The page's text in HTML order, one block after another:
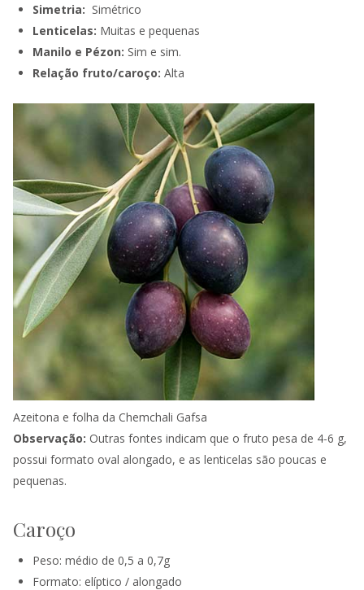
Simetria: Simétrico
Lenticelas: Muitas e pequenas
Manilo e Pézon: Sim e sim.
Relação fruto/caroço: Alta
Azeitona e folha da Chemchali Gafsa
Observação: Outras fontes indicam que o fruto pesa de 4-6 g,
possui formato oval alongado, e as lenticelas são poucas e
pequenas.
Caroço
Peso: médio de 0,5 a 0,7g
Formato: elíptico / alongado